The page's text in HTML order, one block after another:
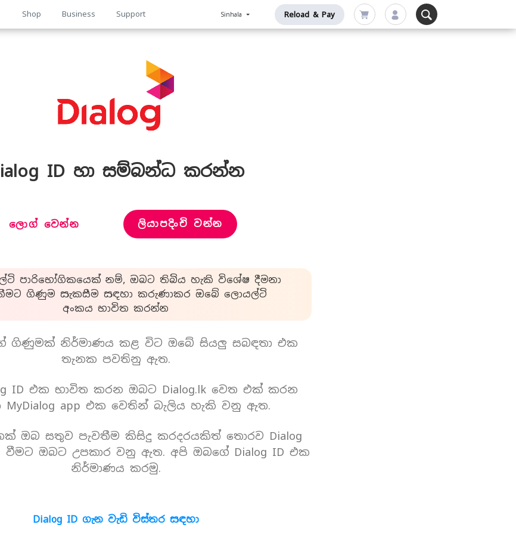
Shop Business Support Sinhala Reload & Pay
ID හා සම්බන්ධ කරන්න
ලොග් වෙන්න ලියාපදිංචි වන්න
පාරිභෝගිකයෙක් නම්, ඔබට තිබිය හැකි විශේෂ දීමනා
ගිණුම සැකසීම සඳහා කරුණාකර ඔබේ ලොයල්ටි
අංකය භාවිත කරන්න
ගිණුමක් නිර්මාණය කළ විට ඔබේ සියලු සබඳතා එක
තැනක පවතිනු ඇත.
ID එක භාවිත කරන ඔබට Dialog.lk වෙත එක් කරන
MyDialog app එක වෙතින් බැලිය හැකි වනු ඇත.
ඔබ සතුව පැවතීම කිසිදු කරදරයකිත් තොරව Dialog
වීමට ඔබට උපකාර වනු ඇත. අපි ඔබගේ Dialog ID එක
නිර්මාණය කරමු.
Dialog ID ගැන වැඩි විස්තර සඳහා